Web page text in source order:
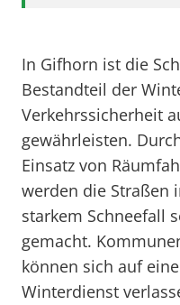
In Gifhorn ist die
Bestandteil der
Verkehrssicherheit
gewährleisten.
Einsatz von
werden die Straßen
starkem Schneefall
gemacht.
können sich auf
Winterdienst